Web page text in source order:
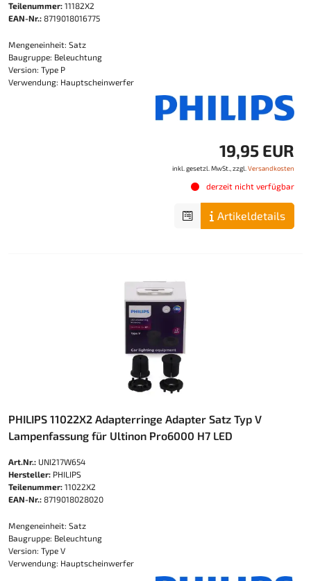
Teilenummer: 11182X2
EAN-Nr.: 8719018016775
Mengeneinheit: Satz
Baugruppe: Beleuchtung
Version: Type P
Verwendung: Hauptscheinwerfer
19,95 EUR
inkl. gesetzl. MwSt., zzgl. Versandkosten
derzeit nicht verfügbar
Artikeldetails
PHILIPS 11022X2 Adapterringe Adapter Satz Typ V
Lampenfassung für Ultinon Pro6000 H7 LED
Art.Nr.: UNI217W654
Hersteller: PHILIPS
Teilenummer: 11022X2
EAN-Nr.: 8719018028020
Mengeneinheit: Satz
Baugruppe: Beleuchtung
Version: Type V
Verwendung: Hauptscheinwerfer